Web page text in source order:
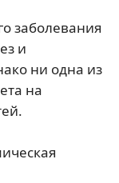
заболевания
и
ни одна из
на